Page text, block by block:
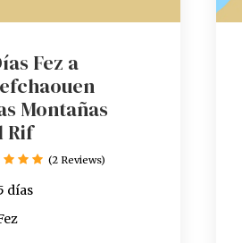
Fez a
Montañas
Rif
días
(2 Reviews)